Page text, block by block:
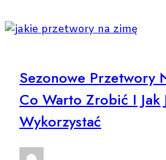
na
Stylizacje,
które
zdadzą
egzamin
Sezonowe Przetwory
Co Warto Zrobić I Jak
Wykorzystać